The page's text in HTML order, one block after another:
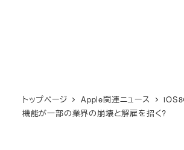
トップページ Apple関連ニュース
iOS8
機能が一部の業界の崩壊と解雇を招く?